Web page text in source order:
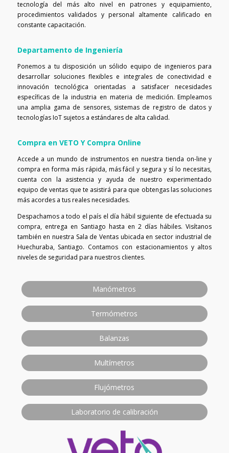
tecnología del más alto nivel en patrones y equipamiento,
procedimientos validados y personal altamente calificado en
constante capacitación.
Departamento de Ingeniería
Ponemos a tu disposición un sólido equipo de ingenieros para
desarrollar soluciones flexibles e integrales de conectividad e
innovación tecnológica orientadas a satisfacer necesidades
específicas de la industria en materia de medición. Empleamos
una amplia gama de sensores, sistemas de registro de datos y
tecnologías IoT sujetos a estándares de alta calidad.
Compra en VETO Y Compra Online
Accede a un mundo de instrumentos en nuestra tienda on-line y
compra en forma más rápida, más fácil y segura y sí lo necesitas,
cuenta con la asistencia y ayuda de nuestro experimentado
equipo de ventas que te asistirá para que obtengas las soluciones
más acordes a tus reales necesidades.
Despachamos a todo el país el día hábil siguiente de efectuada su
compra, entrega en Santiago hasta en 2 días hábiles. Visítanos
también en nuestra Sala de Ventas ubicada en sector industrial de
Huechuraba, Santiago. Contamos con estacionamientos y altos
niveles de seguridad para nuestros clientes.
Manómetros
Termómetros
Balanzas
Multímetros
Flujómetros
Laboratorio de calibración